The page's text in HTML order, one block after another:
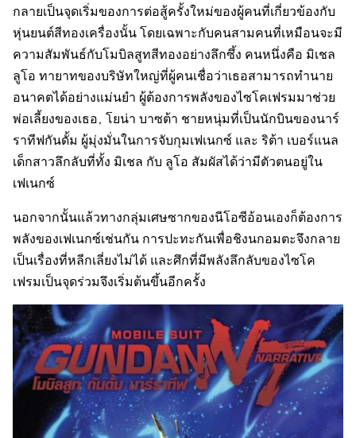
กลายเป็นจุดเริ่มของการต่อสู้ครั้งใหม่ของผู้คนที่เกี่ยวข้องกับ
หุ่นยนต์สีทองเครื่องนั้น โดยเฉพาะกับคนสามคนที่เหมือนจะมี
ความสัมพันธ์กับโมบิลสูทสีทองอย่างลึกซึ้ง คนหนึ่งคือ มิเชล
ลูโอ ทายาทของบริษัทใหญ่ที่ผู้คนเชื่อว่าเธอสามารถทำนาย
อนาคตได้อย่างแม่นยำ ผู้ต้องการพลังของไซโคเฟรมมาช่วย
พ่อเลี้ยงของเธอ, โยน่า บาซต้า ชายหนุ่มที่เป็นนักบินของนาร์
ราทีฟกันดั้ม ผู้มุ่งมั่นในการจับกุมเฟเนกซ์ และ ริต้า เบอร์แนล
เด็กสาวลึกลับที่ทั้ง มิเชล กับ ลูโอ สัมผัสได้ว่ามีตัวตนอยู่ใน
เฟเนกซ์
นอกจากนั้นแล้วทางกลุ่มเศษซากของนีโอซีอ้อนเองก็ต้องการ
พลังของเฟเนกซ์เช่นกัน การปะทะกันเพื่อชิงนกอมตะจึงกลาย
เป็นเรื่องที่หลีกเลี่ยงไม่ได้ และศึกที่มีพลังลึกลับของไซโค
เฟรมเป็นจุดร่วมจึงเริ่มต้นขึ้นอีกครั้ง